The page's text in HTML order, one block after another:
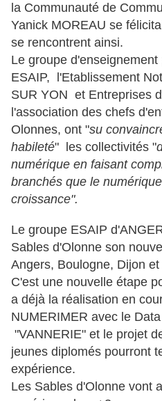
la Communauté de
Yanick MOREAU se
se rencontrent ainsi.
Le groupe
ESAIP, l'Etablissement
SUR YON et Entreprises
l'association des chefs
Olonnes, ont "su
habileté" les collectivités "
numérique en faisant
branchés que le
croissance".
Le groupe ESAIP
Sables d'Olonne son
Angers, Boulogne, Dijon
C'est une nouvelle étape
a déjà la réalisation en
NUMERIMER avec le
"VANNERIE" et le projet
jeunes diplomés pourront
expérience.
Les Sables d'Olonne vont